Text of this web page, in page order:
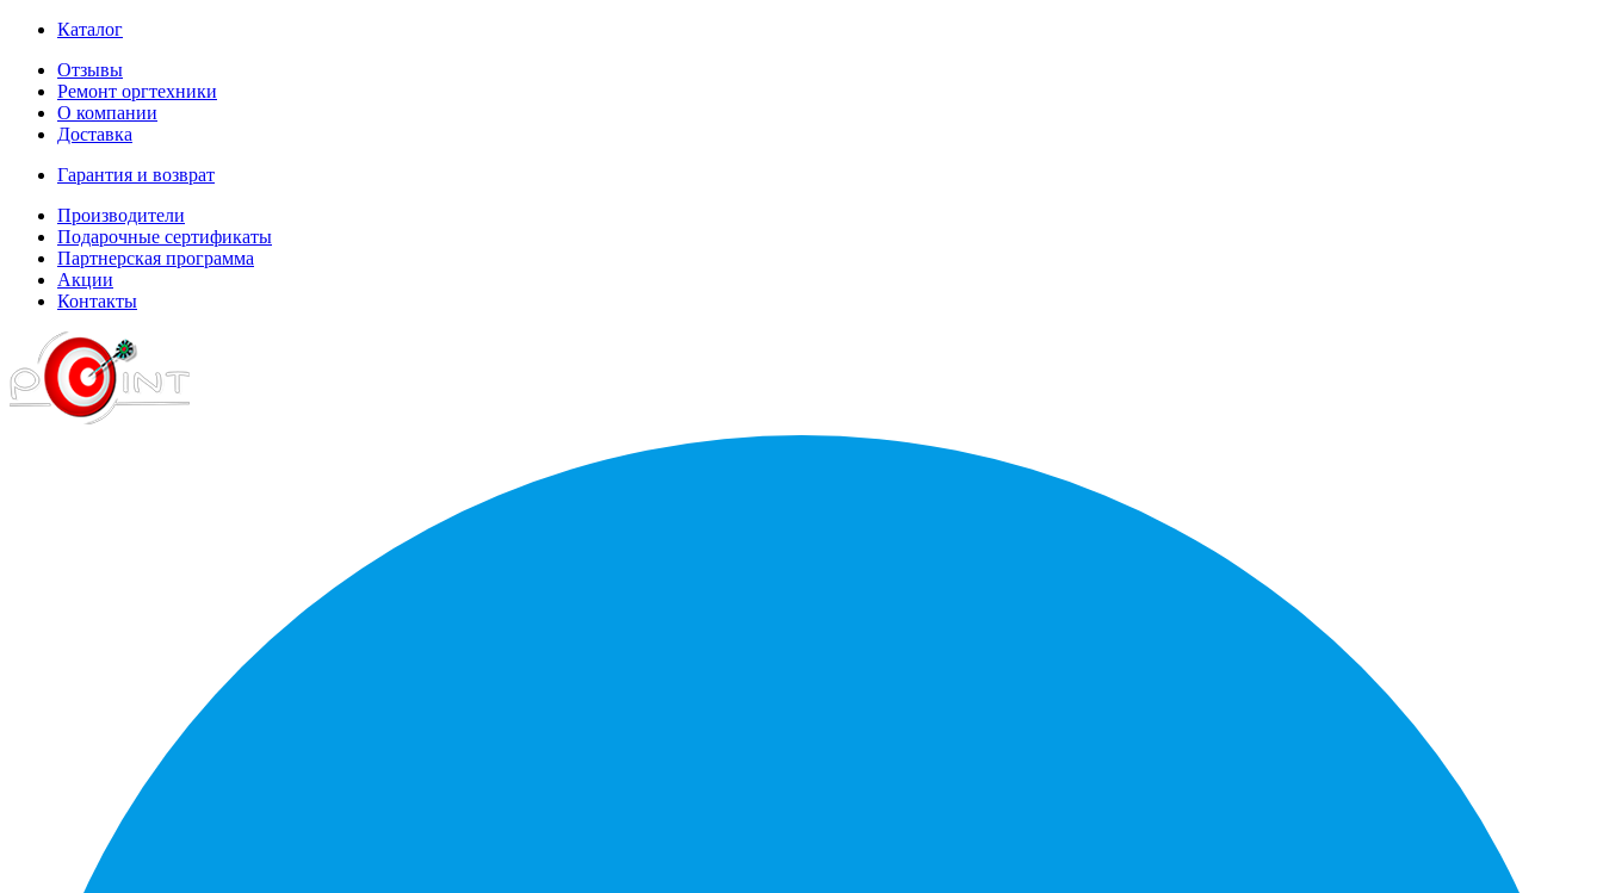
Каталог
Отзывы
Ремонт оргтехники
О компании
Доставка
Гарантия и возврат
Производители
Подарочные сертификаты
Партнерская программа
Акции
Контакты